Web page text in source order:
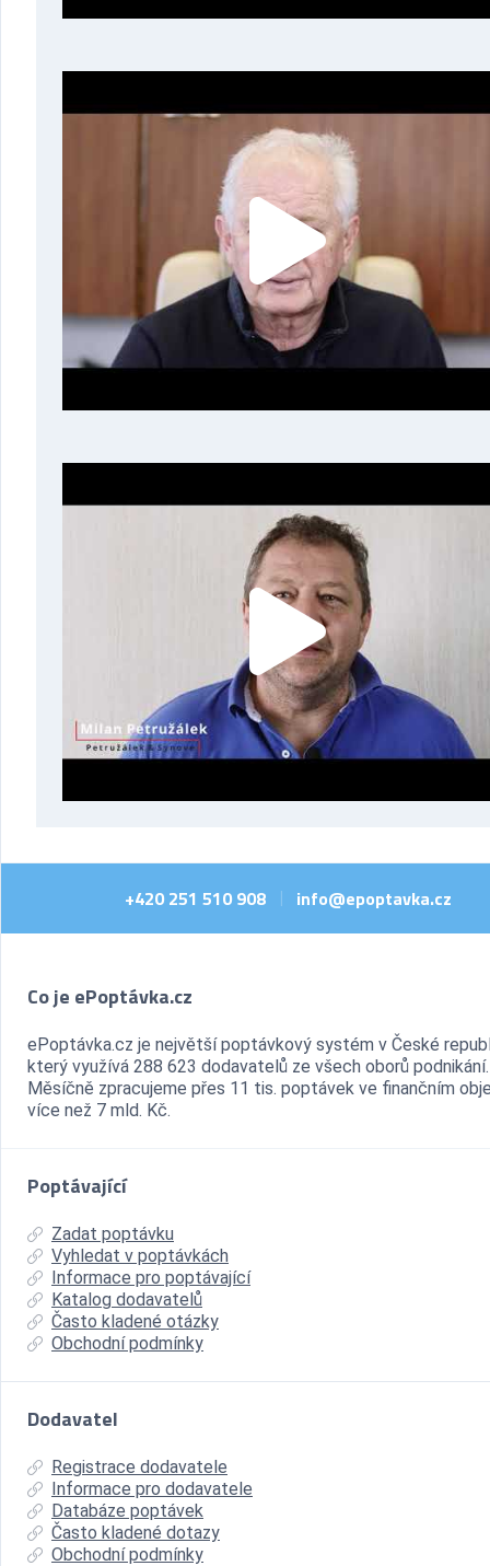
+420 251 510 908 info@epoptavka.cz
Co je ePoptávka.cz
ePoptávka.cz je největší poptávkový systém v České
který využívá 288 623 dodavatelů ze všech oborů podnikání.
Měsíčně zpracujeme přes 11 tis. poptávek ve finančním
více než 7 mld. Kč.
Poptávající
Zadat poptávku
Vyhledat v poptávkách
Informace pro poptávající
Katalog dodavatelů
Často kladené otázky
Obchodní podmínky
Dodavatel
Registrace dodavatele
Informace pro dodavatele
Databáze poptávek
Často kladené dotazy
Obchodní podmínky